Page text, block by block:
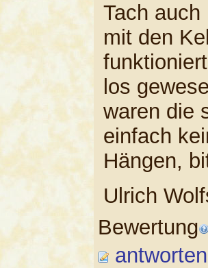
Tach
mit den
los
waren die
einfach
Hängen,
Ulrich
Bewertung
antworten